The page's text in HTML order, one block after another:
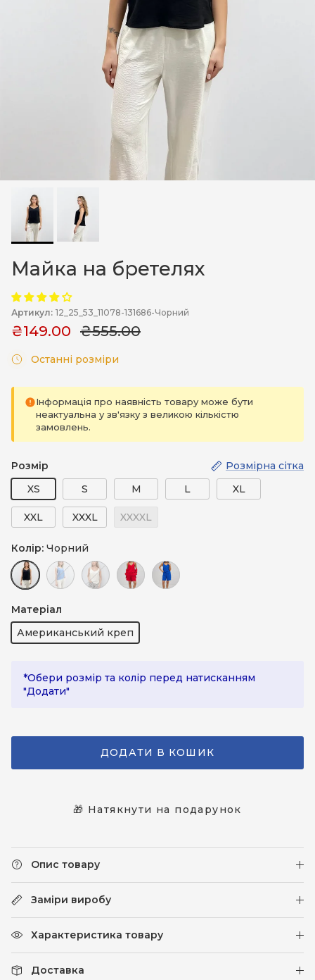
Майка на бретелях
Артикул: 12_25_53_11078-131686-Чорний
₴149.00 ₴555.00
Останні розміри
Інформація про наявність товару може бути
неактуальна у зв'язку з великою кількістю
замовлень.
Розмір
Розмірна сітка
XS
S M L XL
XXL XXXL XXXXL
Колір: Чорний
Матеріал
Американський креп
*Обери розмір та колір перед натисканням
"Додати"
ДОДАТИ В КОШИК
🎁 Натякнути на подарунок
Опис товару
Заміри виробу
Характеристика товару
Доставка